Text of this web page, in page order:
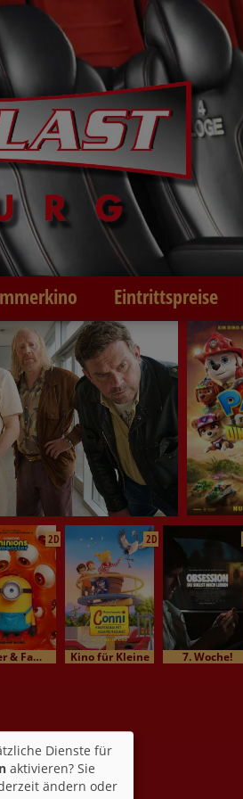
Eintrittspreise
2D
Kinder & Familienkino
2D
Kino für Kleine 7. Woche!
Dienste für
aktivieren? Sie
ändern oder